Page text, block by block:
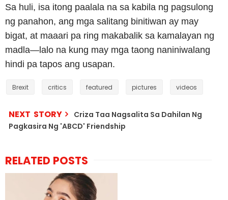
Sa huli, isa itong paalala na sa kabila ng pagsulong
ng panahon, ang mga salitang binitiwan ay may
bigat, at maaari pa ring makabalik sa kamalayan ng
madla—lalo na kung may mga taong naniniwalang
hindi pa tapos ang usapan.
Brexit critics featured pictures videos
NEXT STORY
Criza Taa Nagsalita Sa Dahilan Ng
Pagkasira Ng 'ABCD' Friendship
RELATED POSTS